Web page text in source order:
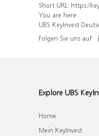
Short URL: https://keyinvest-
You are here:
UBS KeyInvest
Folgen Sie uns auf
Explore UBS
Home
Mein KeyInvest